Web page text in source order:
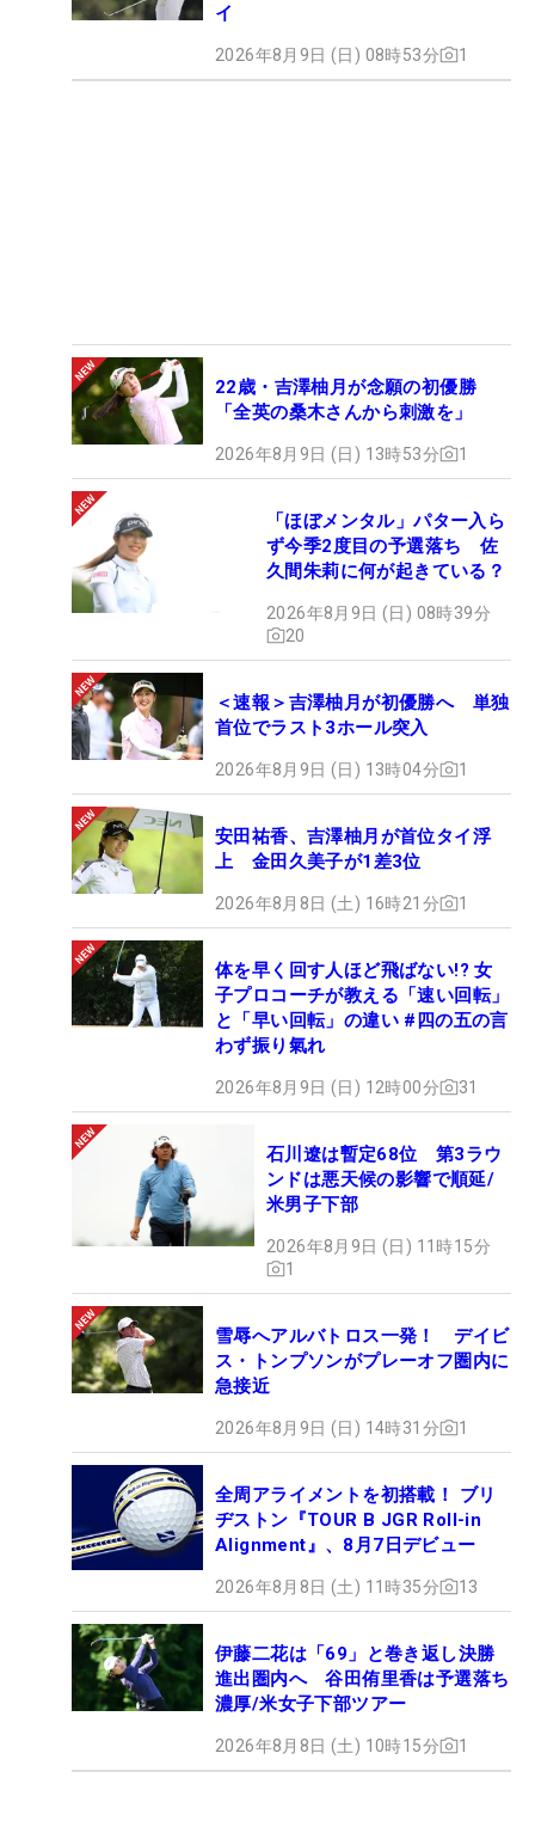
イ
2026年8月9日 (日) 08時53分 1
22歳・吉澤柚月が念願の初優勝
「全英の桑木さんから刺激を」
2026年8月9日 (日) 13時53分 1
「ほぼメンタル」パター入ら
ず今季2度目の予選落ち 佐
久間朱莉に何が起きている？
2026年8月9日 (日) 08時39分
20
＜速報＞吉澤柚月が初優勝へ 単独
首位でラスト3ホール突入
2026年8月9日 (日) 13時04分 1
安田祐香、吉澤柚月が首位タイ浮
上 金田久美子が1差3位
2026年8月8日 (土) 16時21分 1
体を早く回す人ほど飛ばない!? 女
子プロコーチが教える「速い回転」
と「早い回転」の違い #四の五の言
わず振り氣れ
2026年8月9日 (日) 12時00分 31
石川遼は暫定68位 第3ラウ
ンドは悪天候の影響で順延/
米男子下部
2026年8月9日 (日) 11時15分
1
雪辱へアルバトロス一発！ デイビ
ス・トンプソンがプレーオフ圏内に
急接近
2026年8月9日 (日) 14時31分 1
全周アライメントを初搭載！ ブリ
ヂストン『TOUR B JGR Roll-in
Alignment』、8月7日デビュー
2026年8月8日 (土) 11時35分 13
伊藤二花は「69」と巻き返し決勝
進出圏内へ 谷田侑里香は予選落ち
濃厚/米女子下部ツアー
2026年8月8日 (土) 10時15分 1